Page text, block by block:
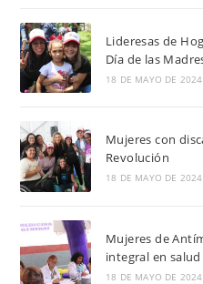
Lideresas de
Día de las
18 DE MAYO DE 2024
Mujeres con
Revolución
18 DE MAYO DE 2024
Mujeres de
integral en salud
18 DE MAYO DE 2024